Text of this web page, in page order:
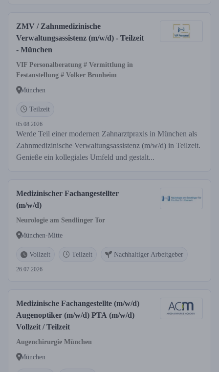
ZMV / Zahnmedizinische
Verwaltungsassistenz (m/w/d) - Teilzeit
- München
VIF Personalberatung # Vermittlung in
Festanstellung # Volker Bronheim
München
Teilzeit
05.08.2026
Werde Teil einer modernen Zahnarztpraxis in München als
Zahnmedizinische Verwaltungsassistenz (m/w/d) in Teilzeit.
Genieße ein kollegiales Umfeld und gestalt...
Medizinischer Fachangestellter
(m/w/d)
Neurologie am Sendlinger Tor
München-Mitte
Vollzeit Teilzeit Nachhaltiger Arbeitgeber
26.07.2026
Medizinische Fachangestellte (m/w/d)
Augenoptiker (m/w/d) PTA (m/w/d)
Vollzeit / Teilzeit
Augenchirurgie München
München